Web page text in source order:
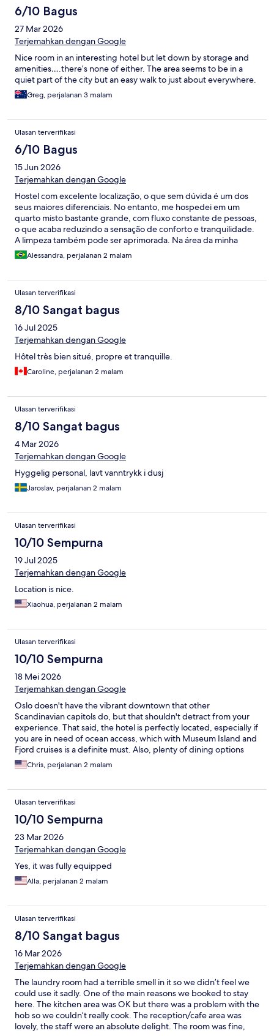
6/10 Bagus
27 Mar 2026
Terjemahkan dengan Google
Nice room in an interesting hotel but let down by storage and
amenities….there’s none of either. The area seems to be in a
quiet part of the city but an easy walk to just about everywhere.
Greg, perjalanan 3 malam
Ulasan terverifikasi
6/10 Bagus
15 Jun 2026
Terjemahkan dengan Google
Hostel com excelente localização, o que sem dúvida é um dos
seus maiores diferenciais. No entanto, me hospedei em um
quarto misto bastante grande, com fluxo constante de pessoas,
o que acaba reduzindo a sensação de conforto e tranquilidade.
A limpeza também pode ser aprimorada. Na área da minha
cama (beliche superior), encontrei uma garrafa PET, acúmulo de
poeira no armário e resíduos plásticos ao lado da cama. Além
manutenção e limpeza mais frequentes ao longo do dia. A
experiência foi positiva pela localização, mas alguns cuidados
com limpeza, organização e conservação dos espaços fariam
bastante diferença na estadia.
Alessandra, perjalanan 2 malam
Ulasan terverifikasi
8/10 Sangat bagus
16 Jul 2025
Terjemahkan dengan Google
Hôtel très bien situé, propre et tranquille.
Caroline, perjalanan 2 malam
Ulasan terverifikasi
8/10 Sangat bagus
4 Mar 2026
Terjemahkan dengan Google
Hyggelig personal, lavt vanntrykk i dusj
Jaroslav, perjalanan 2 malam
Ulasan terverifikasi
10/10 Sempurna
19 Jul 2025
Terjemahkan dengan Google
Location is nice.
Xiaohua, perjalanan 2 malam
Ulasan terverifikasi
10/10 Sempurna
18 Mei 2026
Terjemahkan dengan Google
Oslo doesn't have the vibrant downtown that other
Scandinavian capitols do, but that shouldn't detract from your
experience. That said, the hotel is perfectly located, especially if
you are in need of ocean access, which with Museum Island and
Fjord cruises is a definite must. Also, plenty of dining options
abound, and cool places like the Viking Planet are within a
stone's throw. The single laundry machine isn't exactly helpful,
complaint really. Here you get what you pay for, and at a decent
cost.
Chris, perjalanan 2 malam
Ulasan terverifikasi
10/10 Sempurna
23 Mar 2026
Terjemahkan dengan Google
Yes, it was fully equipped
Alla, perjalanan 2 malam
Ulasan terverifikasi
8/10 Sangat bagus
16 Mar 2026
Terjemahkan dengan Google
The laundry room had a terrible smell in it so we didn’t feel we
could use it sadly. One of the main reasons we booked to stay
here. The kitchen area was OK but there was a problem with the
hob so we couldn’t really cook. The reception/cafe area was
lovely, the staff were an absolute delight. The room was fine,